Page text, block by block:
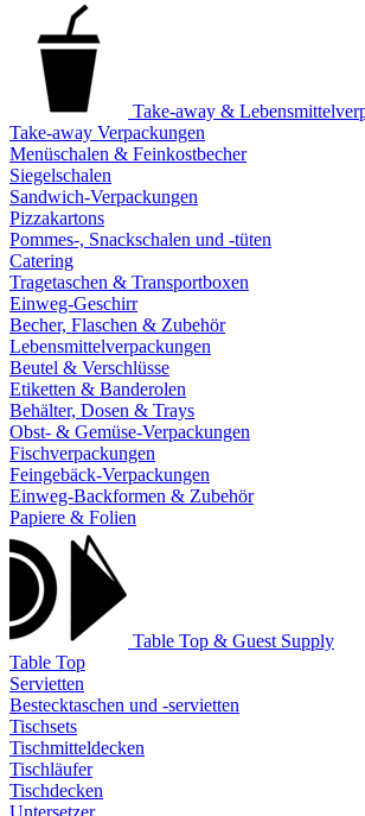
Take-away &
Take-away Verpackungen
Menüschalen & Feinkostbecher
Siegelschalen
Sandwich-Verpackungen
Pizzakartons
Pommes-, Snackschalen und -tüten
Catering
Tragetaschen & Transportboxen
Einweg-Geschirr
Becher, Flaschen & Zubehör
Lebensmittelverpackungen
Beutel & Verschlüsse
Etiketten & Banderolen
Behälter, Dosen & Trays
Obst- & Gemüse-Verpackungen
Fischverpackungen
Feingebäck-Verpackungen
Einweg-Backformen & Zubehör
Papiere & Folien
Table Top & Guest Supply
Table Top
Servietten
Bestecktaschen und -servietten
Tischsets
Tischmitteldecken
Tischläufer
Tischdecken